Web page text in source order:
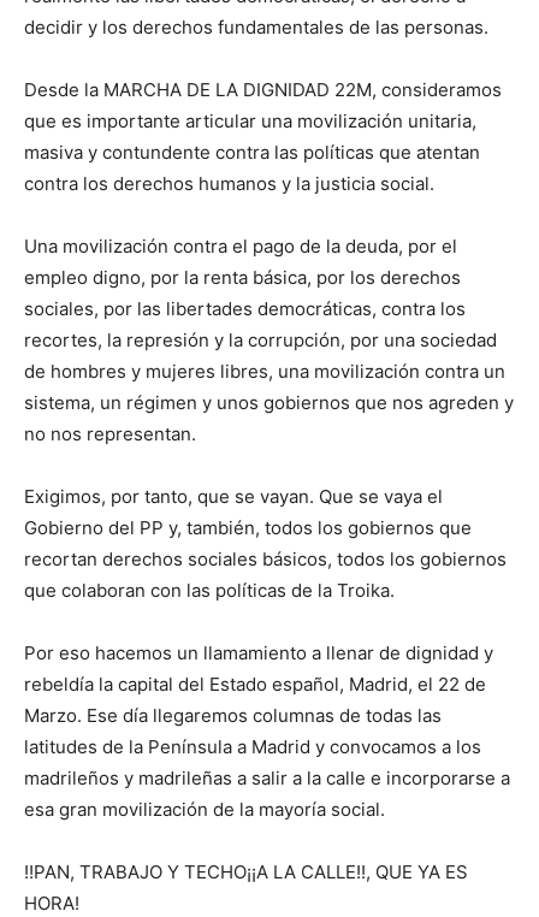
decidir y los derechos fundamentales de las personas.
Desde la MARCHA DE LA DIGNIDAD 22M, consideramos
que es importante articular una movilización unitaria,
masiva y contundente contra las políticas que atentan
contra los derechos humanos y la justicia social.
Una movilización contra el pago de la deuda, por el
empleo digno, por la renta básica, por los derechos
sociales, por las libertades democráticas, contra los
recortes, la represión y la corrupción, por una sociedad
de hombres y mujeres libres, una movilización contra un
sistema, un régimen y unos gobiernos que nos agreden y
no nos representan.
Exigimos, por tanto, que se vayan. Que se vaya el
Gobierno del PP y, también, todos los gobiernos que
recortan derechos sociales básicos, todos los gobiernos
que colaboran con las políticas de la Troika.
Por eso hacemos un llamamiento a llenar de dignidad y
rebeldía la capital del Estado español, Madrid, el 22 de
Marzo. Ese día llegaremos columnas de todas las
latitudes de la Península a Madrid y convocamos a los
madrileños y madrileñas a salir a la calle e incorporarse a
esa gran movilización de la mayoría social.
!!PAN, TRABAJO Y TECHO¡¡A LA CALLE!!, QUE YA ES
HORA!